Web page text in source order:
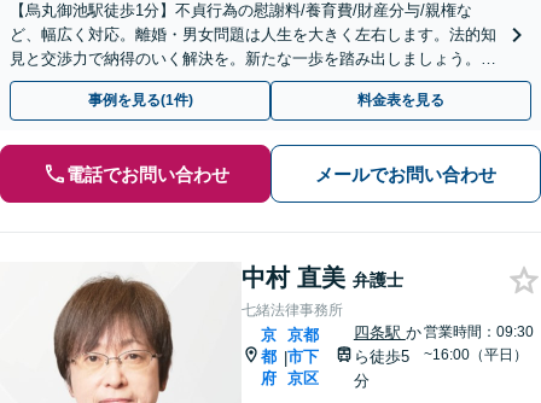
【烏丸御池駅徒歩1分】不貞行為の慰謝料/養育費/財産分与/親権な
ど、幅広く対応。離婚・男女問題は人生を大きく左右します。法的知
見と交渉力で納得のいく解決を。新たな一歩を踏み出しましょう。
【土日夜間対応】
事例を見る(1件) 料金表を見る
電話でお問い合わせ メールでお問い合わせ
中村 直美 弁護士
七緒法律事務所
京
都
府
|
京都
市下
京区
四条駅 か
ら徒歩5
分
営業時間：09:30
~16:00（平日）